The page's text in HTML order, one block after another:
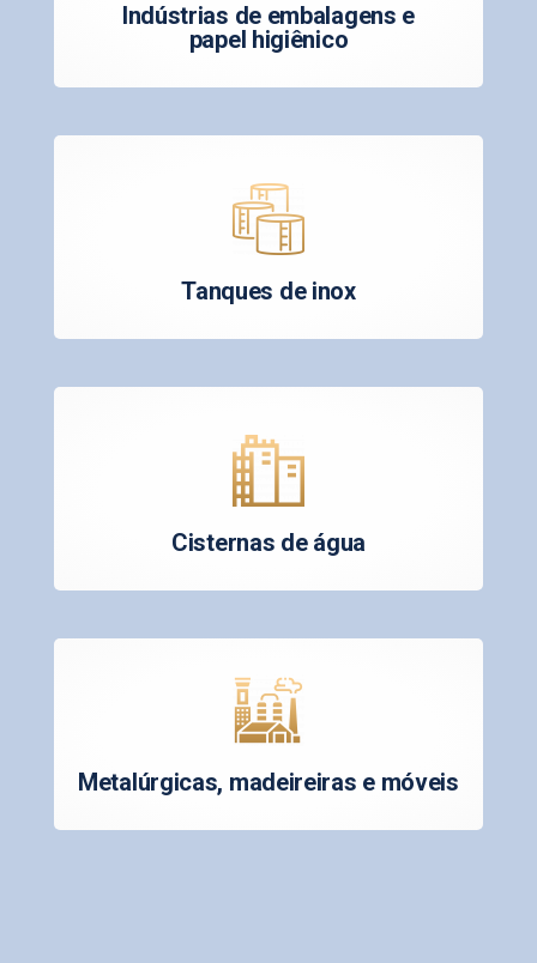
Indústrias de embalagens e
papel higiênico
Tanques de inox
Cisternas de água
Metalúrgicas, madeireiras e móveis